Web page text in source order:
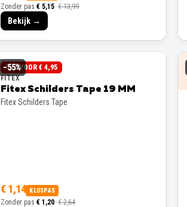
Zonder pas € 5,15 € 13,99
Bekijk →
−55%
3 VOOR € 4,95
FITEX
Fitex Schilders Tape 19 MM
Fitex Schilders Tape
€ 1,14 KLUSPAS
Zonder pas € 1,20 € 2,64